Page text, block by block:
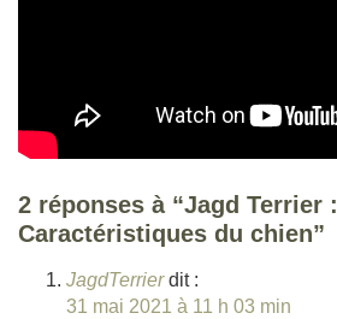
2 réponses à “Jagd Terrier :
Caractéristiques du chien”
JagdTerrier dit :
31 mai 2021 à 11 h 03 min